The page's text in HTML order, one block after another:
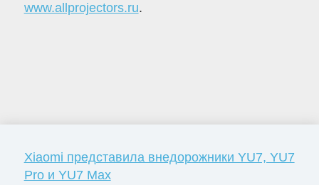
www.allprojectors.ru.
Xiaomi представила внедорожники YU7, YU7
Pro и YU7 Max